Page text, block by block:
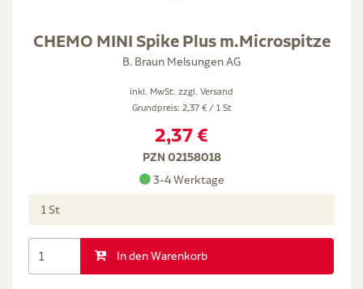
CHEMO MINI Spike Plus m.Microspitze
B. Braun Melsungen AG
inkl. MwSt. zzgl. Versand
Grundpreis: 2,37 € / 1 St
2,37 €
PZN 02158018
3-4 Werktage
1 St
In den Warenkorb